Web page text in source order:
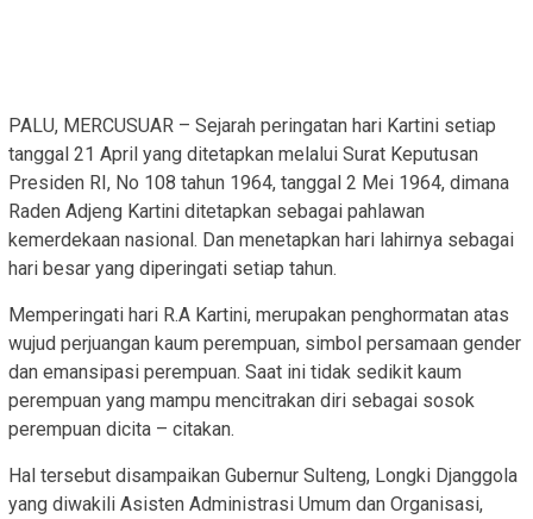
PALU, MERCUSUAR – Sejarah peringatan hari Kartini setiap
tanggal 21 April yang ditetapkan melalui Surat Keputusan
Presiden RI, No 108 tahun 1964, tanggal 2 Mei 1964, dimana
Raden Adjeng Kartini ditetapkan sebagai pahlawan
kemerdekaan nasional. Dan menetapkan hari lahirnya sebagai
hari besar yang diperingati setiap tahun.
Memperingati hari R.A Kartini, merupakan penghormatan atas
wujud perjuangan kaum perempuan, simbol persamaan gender
dan emansipasi perempuan. Saat ini tidak sedikit kaum
perempuan yang mampu mencitrakan diri sebagai sosok
perempuan dicita – citakan.
Hal tersebut disampaikan Gubernur Sulteng, Longki Djanggola
yang diwakili Asisten Administrasi Umum dan Organisasi,